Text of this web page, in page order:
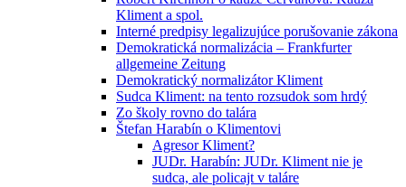
Kliment a spol.
Interné predpisy legalizujúce porušovanie zákona
Demokratická normalizácia – Frankfurter
allgemeine Zeitung
Demokratický normalizátor Kliment
Sudca Kliment: na tento rozsudok som hrdý
Zo školy rovno do talára
Štefan Harabín o Klimentovi
Agresor Kliment?
JUDr. Harabín: JUDr. Kliment nie je
sudca, ale policajt v taláre